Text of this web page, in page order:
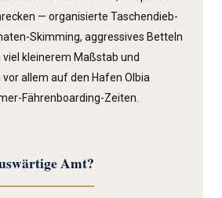
— organisierte Taschen­dieb-
Skimming, aggressives Betteln
kleinerem Maßstab und
allem auf den Hafen Olbia
Fährenboarding-Zeiten.
Amt?